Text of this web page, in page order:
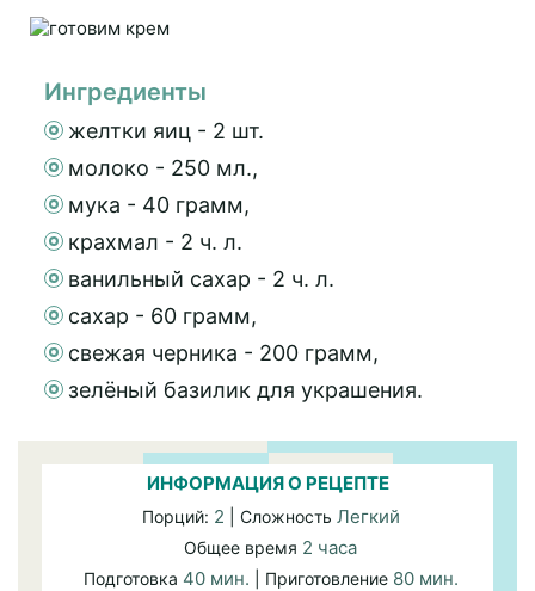
Ингредиенты
желтки яиц - 2 шт.
молоко - 250 мл.,
мука - 40 грамм,
крахмал - 2 ч. л.
ванильный сахар - 2 ч. л.
сахар - 60 грамм,
свежая черника - 200 грамм,
зелёный базилик для украшения.
ИНФОРМАЦИЯ О РЕЦЕПТЕ
Порций: 2 | Сложность Легкий
Общее время 2 часа
Подготовка 40 мин. | Приготовление 80 мин.